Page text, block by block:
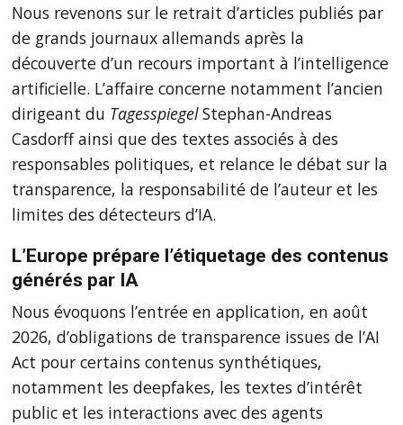
Nous revenons sur le retrait d’articles publiés par
de grands journaux allemands après la
découverte d’un recours important à l’intelligence
artificielle. L’affaire concerne notamment l’ancien
dirigeant du TagesspiegelStephan-Andreas
Casdorff ainsi que des textes associés à des
responsables politiques, et relance le débat sur la
transparence, la responsabilité de l’auteur et les
limites des détecteurs d’IA.
L’Europe prépare l’étiquetage des contenus
générés par IA
Nous évoquons l’entrée en application, en août
2026, d’obligations de transparence issues de l’AI
Act pour certains contenus synthétiques,
notamment les deepfakes, les textes d’intérêt
public et les interactions avec des agents